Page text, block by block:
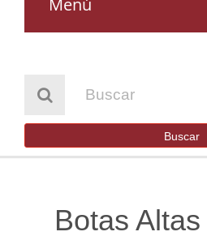
Menú
HOMBRE
Buscar
Botas